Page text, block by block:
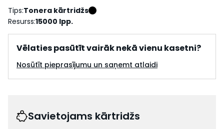
Tips:Tonera kārtridžs
Resurss:15000 lpp.
Vēlaties pasūtīt vairāk nekā vienu kasetni?
Nosūtīt pieprasījumu un saņemt atlaidi
Savietojams kārtridžs